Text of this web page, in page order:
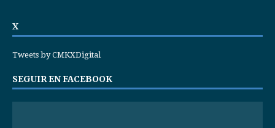
X
Tweets by CMKXDigital
SEGUIR EN FACEBOOK